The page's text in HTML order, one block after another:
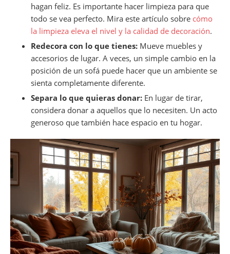
hagan feliz. Es importante hacer limpieza para que
todo se vea perfecto. Mira este artículo sobre cómo
la limpieza eleva el nivel y la calidad de decoración.
Redecora con lo que tienes: Mueve muebles y
accesorios de lugar. A veces, un simple cambio en la
posición de un sofá puede hacer que un ambiente se
sienta completamente diferente.
Separa lo que quieras donar: En lugar de tirar,
considera donar a aquellos que lo necesiten. Un acto
generoso que también hace espacio en tu hogar.